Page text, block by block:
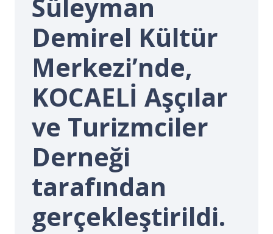
Süleyman
Demirel Kültür
Merkezi’nde,
KOCAELİ Aşçılar
ve Turizmciler
Derneği
tarafından
gerçekleştirildi.